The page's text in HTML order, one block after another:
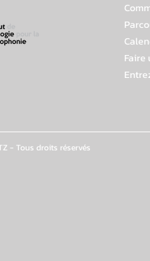
Faire
- Tous droits réservés